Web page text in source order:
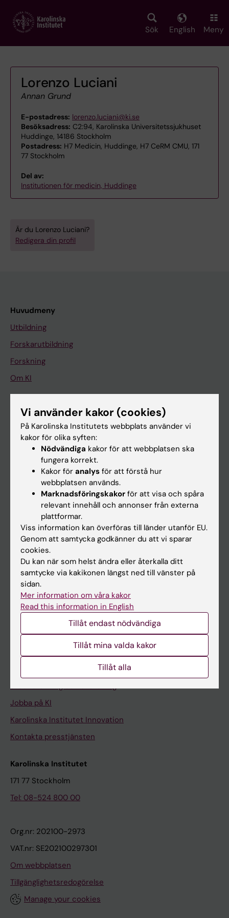
main
Sök English Meny
Lorenzo Luciani
Annan Grund
E-postadress: lorenzo.luciani@ki.se
Besöksadress: C2:94, Karolinska Universitetssjukhuset
Huddinge, 14186 Stockholm
Postadress: H7 Medicin, Huddinge, H7 CeRM CMU, 171
77 Stockholm
Del av:
Institutionen för medicin, Huddinge
Är du Lorenzo Luciani?
Redigera din profil
Huvudmeny
Utbildning
Forskarutbildning
Forskning
Om KI
På gång
Nyheter
Kalender
Student
Schema
Studentmejlen
Kurs- och programwebbar
Student på KI
Medarbetare
Medarbetarportalen
Kontakta och besök KI
Stöd forskning och utbildning
Jobba på KI
Karolinska Institutet Innovation
Kontakta presstjänsten
Karolinska Institutet
171 77 Stockholm
Tel: 08-524 800 00
Org.nr: 202100-2973
VAT.nr: SE202100297301
Om webbplatsen
Tillgänglighetsredogörelse
Manage your cookies
Vi använder kakor (cookies)
På Karolinska Institutets webbplats använder vi
kakor för olika syften:
Nödvändiga kakor för att webbplatsen ska
fungera korrekt.
Kakor för analys för att förstå hur
webbplatsen används.
Marknadsföringskakor för att visa och spåra
relevant innehåll och annonser från externa
plattformar.
Viss information kan överföras till länder utanför EU.
Genom att samtycka godkänner du att vi sparar
cookies.
Du kan när som helst ändra eller återkalla ditt
samtycke via kakikonen längst ned till vänster på
sidan.
Mer information om våra kakor
Read this information in English
Tillåt endast nödvändiga
Tillåt mina valda kakor
Tillåt alla